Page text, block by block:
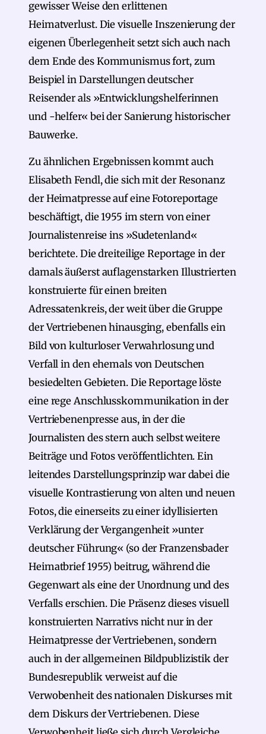
gewisser Weise den erlittenen
Heimatverlust. Die visuelle Inszenierung der
eigenen Überlegenheit setzt sich auch nach
dem Ende des Kommunismus fort, zum
Beispiel in Darstellungen deutscher
Reisender als »Entwicklungshelferinnen
und -helfer« bei der Sanierung historischer
Bauwerke.
Zu ähnlichen Ergebnissen kommt auch
Elisabeth Fendl, die sich mit der Resonanz
der Heimatpresse auf eine Fotoreportage
beschäftigt, die 1955 im stern von einer
Journalistenreise ins »Sudetenland«
berichtete. Die dreiteilige Reportage in der
damals äußerst auflagenstarken Illustrierten
konstruierte für einen breiten
Adressatenkreis, der weit über die Gruppe
der Vertriebenen hinausging, ebenfalls ein
Bild von kulturloser Verwahrlosung und
Verfall in den ehemals von Deutschen
besiedelten Gebieten. Die Reportage löste
eine rege Anschlusskommunikation in der
Vertriebenenpresse aus, in der die
Journalisten des stern auch selbst weitere
Beiträge und Fotos veröffentlichten. Ein
leitendes Darstellungsprinzip war dabei die
visuelle Kontrastierung von alten und neuen
Fotos, die einerseits zu einer idyllisierten
Verklärung der Vergangenheit »unter
deutscher Führung« (so der Franzensbader
Heimatbrief 1955) beitrug, während die
Gegenwart als eine der Unordnung und des
Verfalls erschien. Die Präsenz dieses visuell
konstruierten Narrativs nicht nur in der
Heimatpresse der Vertriebenen, sondern
auch in der allgemeinen Bildpublizistik der
Bundesrepublik verweist auf die
Verwobenheit des nationalen Diskurses mit
dem Diskurs der Vertriebenen. Diese